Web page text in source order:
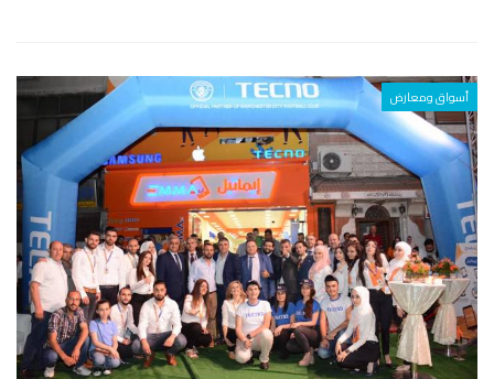
أسواق ومعارض